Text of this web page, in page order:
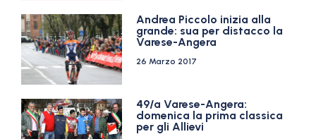
Andrea Piccolo inizia alla
grande: sua per distacco la
Varese-Angera
26 Marzo 2017
49/a Varese-Angera:
domenica la prima classica
per gli Allievi